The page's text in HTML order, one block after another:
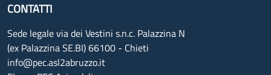
CONTATTI
Sede legale via dei Vestini s.n.c. Palazzina N
(ex Palazzina SE.BI) 66100 - Chieti
info@pec.asl2abruzzo.it